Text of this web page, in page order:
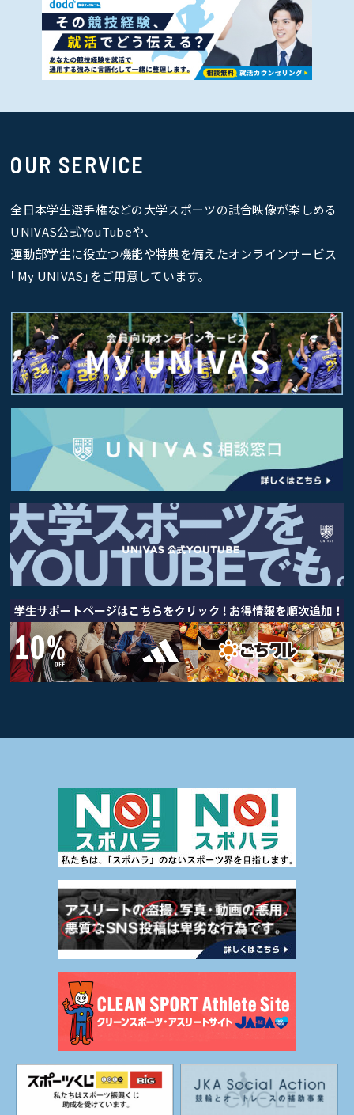
OUR SERVICE
全日本学生選手権などの大学スポーツの試合映像が楽しめる
UNIVAS公式YouTubeや、
運動部学生に役立つ機能や特典を備えたオンラインサービス
｢My UNIVAS｣をご用意しています。